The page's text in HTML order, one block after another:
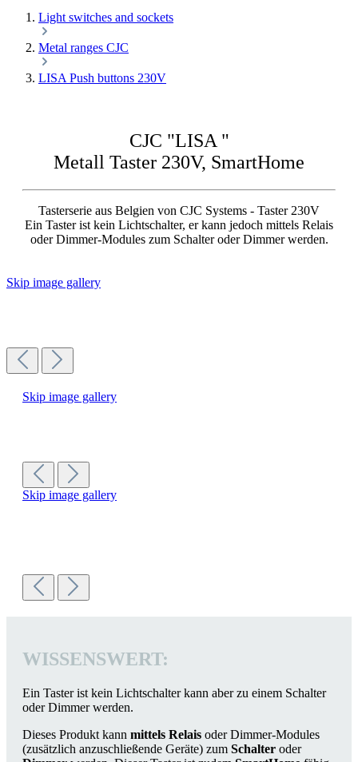
Light switches and sockets
Metal ranges CJC
LISA Push buttons 230V
CJC "LISA "
Metall Taster 230V, SmartHome
Tasterserie aus Belgien von CJC Systems - Taster 230V
Ein Taster ist kein Lichtschalter, er kann jedoch mittels Relais
oder Dimmer-Modules zum Schalter oder Dimmer werden.
Skip image gallery
Skip image gallery
Skip image gallery
WISSENSWERT:
Ein Taster ist kein Lichtschalter kann aber zu einem Schalter
oder Dimmer werden.
Dieses Produkt kann mittels Relais oder Dimmer-Modules
(zusätzlich anzuschließende Geräte) zum Schalter oder